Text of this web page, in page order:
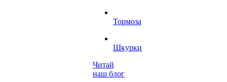
Тормоза
Шкурки
Читай
наш блог